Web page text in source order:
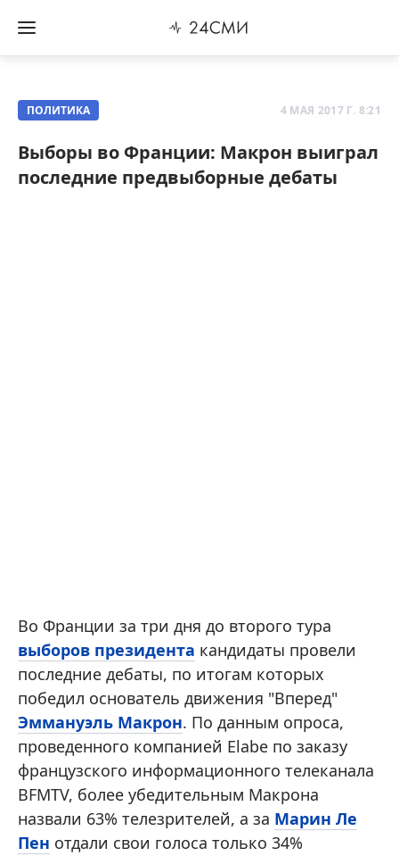
ПОЛИТИКА 4 МАЯ 2017 Г. 8:21
Выборы во Франции: Макрон выиграл
последние предвыборные дебаты
Во Франции за три дня до второго тура
выборов президента кандидаты провели
последние дебаты, по итогам которых
победил основатель движения "Вперед"
Эммануэль Макрон. По данным опроса,
проведенного компанией Elabe по заказу
французского информационного телеканала
BFMTV, более убедительным Макрона
назвали 63% телезрителей, а за Марин Ле
Пен отдали свои голоса только 34%